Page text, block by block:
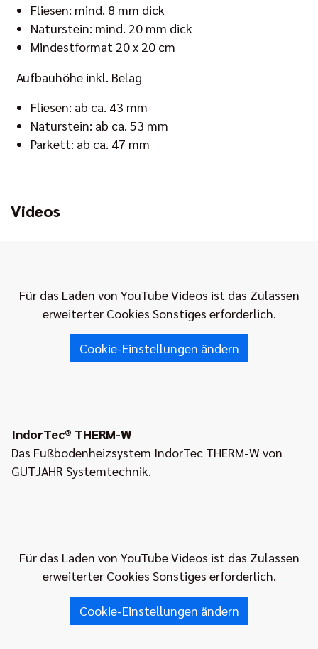
Fliesen: mind. 8 mm dick
Naturstein: mind. 20 mm dick
Mindestformat 20 x 20 cm
Aufbauhöhe inkl. Belag
Fliesen: ab ca. 43 mm
Naturstein: ab ca. 53 mm
Parkett: ab ca. 47 mm
Videos
Für das Laden von YouTube Videos ist das Zulassen
erweiterter Cookies Sonstiges erforderlich.
Cookie-Einstellungen ändern
IndorTec® THERM-W
Das Fußbodenheizsystem IndorTec THERM-W von
GUTJAHR Systemtechnik.
Für das Laden von YouTube Videos ist das Zulassen
erweiterter Cookies Sonstiges erforderlich.
Cookie-Einstellungen ändern